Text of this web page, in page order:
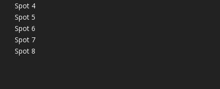
Spot 4
Spot 5
Spot 6
Spot 7
Spot 8